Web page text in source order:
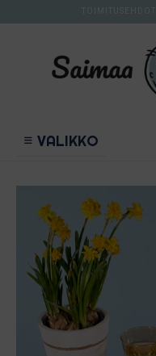
to
VALIKKO